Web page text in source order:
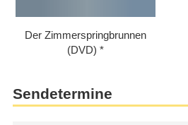
Der Zimmerspringbrunnen
(DVD)
Sendetermine